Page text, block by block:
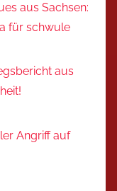
aus Sachsen:
für schwule
aus
Angriff auf